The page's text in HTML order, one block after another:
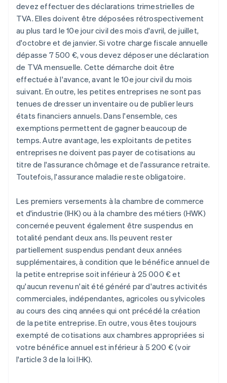
devez effectuer des déclarations trimestrielles de
TVA. Elles doivent être déposées rétrospectivement
au plus tard le 10e jour civil des mois d'avril, de juillet,
d'octobre et de janvier. Si votre charge fiscale annuelle
dépasse 7 500 €, vous devez déposer une déclaration
de TVA mensuelle. Cette démarche doit être
effectuée à l'avance, avant le 10e jour civil du mois
suivant. En outre, les petites entreprises ne sont pas
tenues de dresser un inventaire ou de publier leurs
états financiers annuels. Dans l'ensemble, ces
exemptions permettent de gagner beaucoup de
temps. Autre avantage, les exploitants de petites
entreprises ne doivent pas payer de cotisations au
titre de l'assurance chômage et de l'assurance retraite.
Toutefois, l'assurance maladie reste obligatoire.
Les premiers versements à la chambre de commerce
et d'industrie (IHK) ou à la chambre des métiers (HWK)
concernée peuvent également être suspendus en
totalité pendant deux ans. Ils peuvent rester
partiellement suspendus pendant deux années
supplémentaires, à condition que le bénéfice annuel de
la petite entreprise soit inférieur à 25 000 € et
qu'aucun revenu n'ait été généré par d'autres activités
commerciales, indépendantes, agricoles ou sylvicoles
au cours des cinq années qui ont précédé la création
de la petite entreprise. En outre, vous êtes toujours
exempté de cotisations aux chambres appropriées si
votre bénéfice annuel est inférieur à 5 200 € (voir
l'article 3 de la loi IHK).